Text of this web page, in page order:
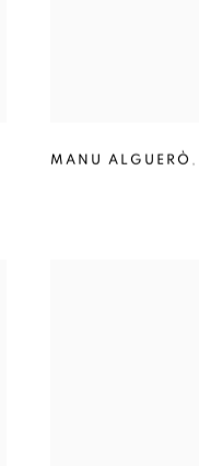
MANU ALGUERÒ ,